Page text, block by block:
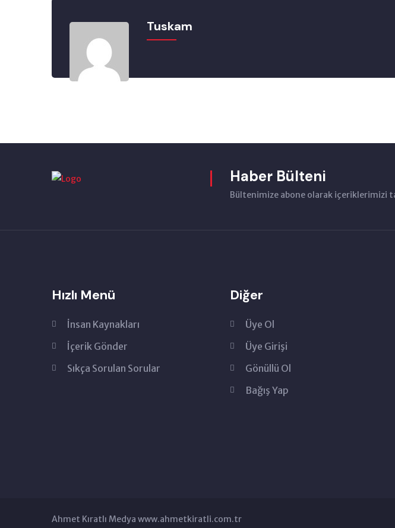
Tuskam
Haber Bülteni
Bültenimize abone olarak içeriklerimizi
Hızlı Menü
İnsan Kaynakları
İçerik Gönder
Sıkça Sorulan Sorular
Diğer
Üye Ol
Üye Girişi
Gönüllü Ol
Bağış Yap
Ahmet Kıratlı Medya www.ahmetkiratli.com.tr